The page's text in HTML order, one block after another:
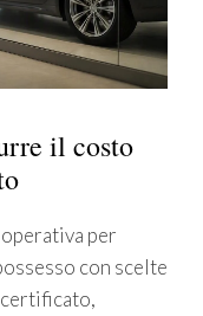
il costo
per
con scelte